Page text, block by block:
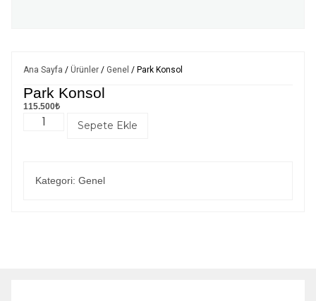
Ana Sayfa / Ürünler / Genel / Park Konsol
Park Konsol
115.500₺
Sepete Ekle
Kategori: Genel